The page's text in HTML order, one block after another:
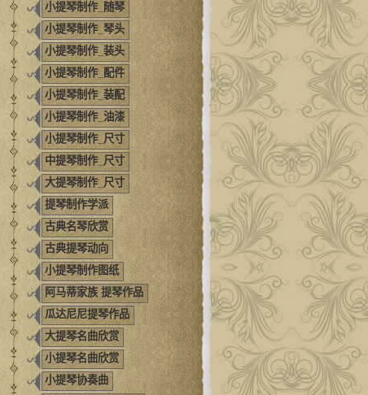
小提琴制作_随琴
小提琴制作_琴头
小提琴制作_装头
小提琴制作_配件
小提琴制作_装配
小提琴制作_油漆
小提琴制作_尺寸
中提琴制作_尺寸
大提琴制作_尺寸
提琴制作学派
古典名琴欣赏
古典提琴动向
小提琴制作图纸
阿马蒂家族 提琴作品
瓜达尼尼提琴作品
大提琴名曲欣赏
小提琴名曲欣赏
小提琴协奏曲